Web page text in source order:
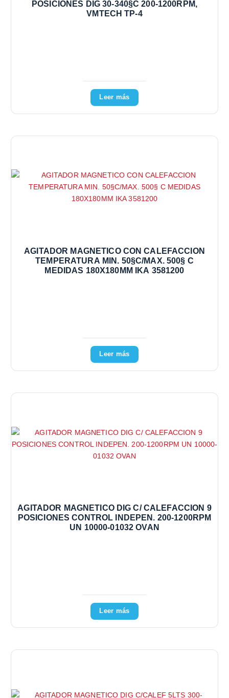
POSICIONES DIG 30-340§C 200-1200RPM,
VMTECH TP-4
Leer más
AGITADOR MAGNETICO CON CALEFACCION
TEMPERATURA MIN. 50§C/MAX. 500§ C
MEDIDAS 180X180MM IKA 3581200
Leer más
AGITADOR MAGNETICO DIG C/ CALEFACCION 9
POSICIONES CONTROL INDEPEN. 200-1200RPM
UN 10000-01032 OVAN
Leer más